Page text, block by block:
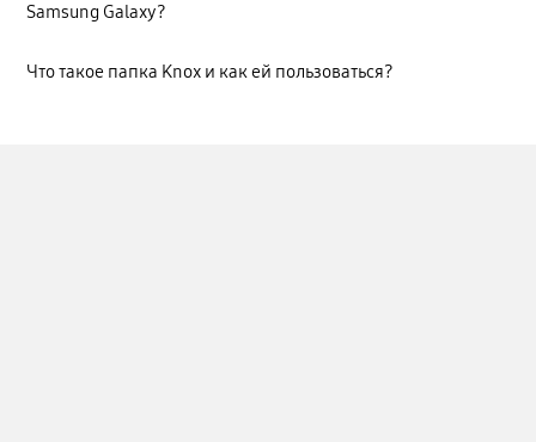
Samsung Galaxy?
Что такое папка Knox и как ей пользоваться?